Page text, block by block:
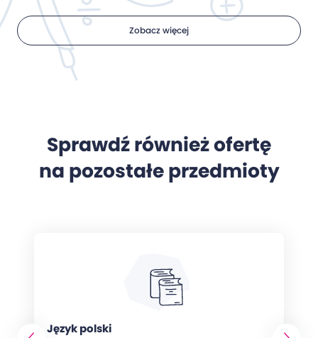
Zobacz więcej
Sprawdź również ofertę
na pozostałe przedmioty
Język polski